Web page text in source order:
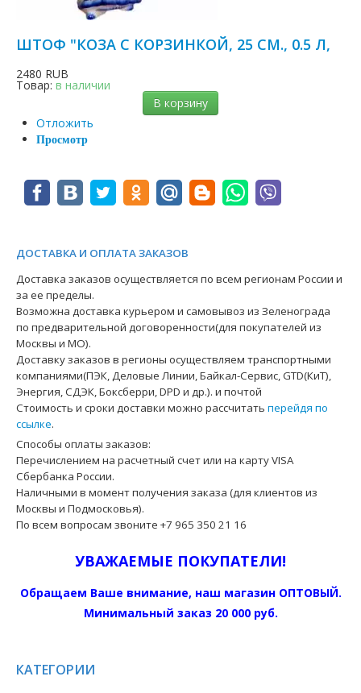
ШТОФ "КОЗА С КОРЗИНКОЙ, 25 СМ., 0.5 Л,
2480 RUB
Товар: в наличии
В корзину
Отложить
Просмотр
ДОСТАВКА И ОПЛАТА ЗАКАЗОВ
Доставка заказов осуществляется по всем регионам России и
за ее пределы.
Возможна доставка курьером и самовывоз из Зеленограда
по предварительной договоренности(для покупателей из
Москвы и МО).
Доставку заказов в регионы осуществляем транспортными
компаниями(ПЭК, Деловые Линии, Байкал-Сервис, GTD(КиТ),
Энергия, СДЭК, Боксберри, DPD и др.). и почтой
Стоимость и сроки доставки можно рассчитать перейдя по
ссылке.
Способы оплаты заказов:
Перечислением на расчетный счет или на карту VISA
Сбербанка России.
Наличными в момент получения заказа (для клиентов из
Москвы и Подмосковья).
По всем вопросам звоните +7 965 350 21 16
УВАЖАЕМЫЕ ПОКУПАТЕЛИ!
Обращаем Ваше внимание, наш магазин ОПТОВЫЙ.
Минимальный заказ 20 000 руб.
КАТЕГОРИИ